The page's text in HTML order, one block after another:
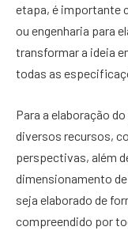
etapa, é importante
ou engenharia para
transformar a ideia
todas as
Para a elaboração
diversos recursos,
perspectivas, além
dimensionamento
seja elaborado de
compreendido por